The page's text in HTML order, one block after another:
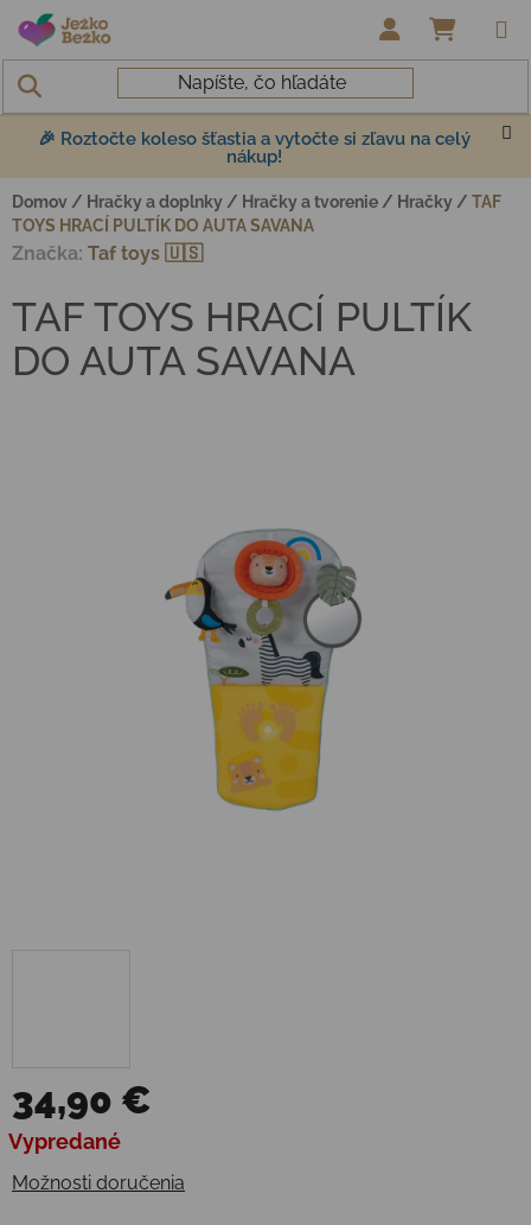
Prejsť na obsah
🎉 Roztočte koleso šťastia a vytočte si zľavu na celý
nákup!
Domov / Hračky a doplnky / Hračky a tvorenie / Hračky / TAF
TOYS HRACÍ PULTÍK DO AUTA SAVANA
34,90 €
Jednotková cena:
Vypredané
Možnosti doručenia
TAF TOYS HRACÍ PULTÍK
DO AUTA SAVANA
Značka: Taf toys 🇺🇸